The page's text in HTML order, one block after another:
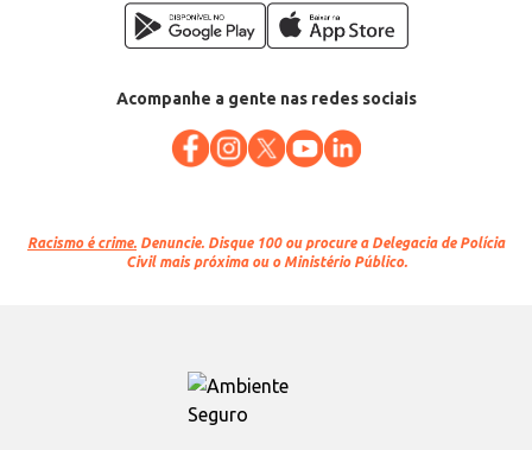
Acompanhe a gente nas redes sociais
Racismo é crime. Denuncie. Disque 100 ou procure a Delegacia de Polícia
Civil mais próxima ou o Ministério Público.